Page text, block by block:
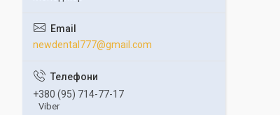
newdental777@gmail.com
+380 (95) 714-77-17
Viber